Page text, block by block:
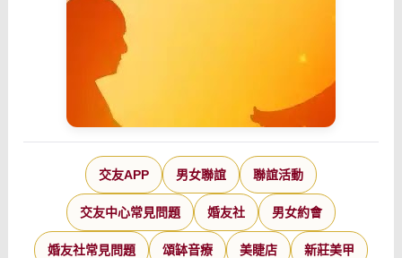
交友APP 男女聯誼 聯誼活動
交友中心常見問題 婚友社 男女約會
婚友社常見問題 頌缽音療 美睫店 新莊美甲